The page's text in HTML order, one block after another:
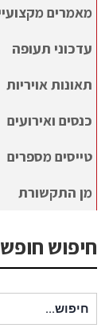
מאמרים
עדכוני תעופה
תאונות אויריות
כנסים ואירועים
טייסים מספרים
מן התקשורת
חיפוש